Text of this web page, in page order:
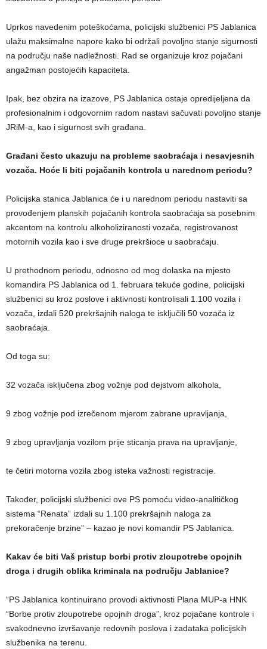
Uprkos navedenim poteškoćama, policijski službenici PS Jablanica
ulažu maksimalne napore kako bi održali povoljno stanje sigurnosti
na području naše nadležnosti. Rad se organizuje kroz pojačani
angažman postojećih kapaciteta.
Ipak, bez obzira na izazove, PS Jablanica ostaje opredijeljena da
profesionalnim i odgovornim radom nastavi sačuvati povoljno stanje
JRiM-a, kao i sigurnost svih građana.
Građani često ukazuju na probleme saobraćaja i nesavjesnih
vozača. Hoće li biti pojačanih kontrola u narednom periodu?
Policijska stanica Jablanica će i u narednom periodu nastaviti sa
provođenjem planskih pojačanih kontrola saobraćaja sa posebnim
akcentom na kontrolu alkoholiziranosti vozača, registrovanost
motornih vozila kao i sve druge prekršioce u saobraćaju.
U prethodnom periodu, odnosno od mog dolaska na mjesto
komandira PS Jablanica od 1. februara tekuće godine, policijski
službenici su kroz poslove i aktivnosti kontrolisali 1.100 vozila i
vozača, izdali 520 prekršajnih naloga te isključili 50 vozača iz
saobraćaja.
Od toga su:
32 vozača isključena zbog vožnje pod dejstvom alkohola,
9 zbog vožnje pod izrečenom mjerom zabrane upravljanja,
9 zbog upravljanja vozilom prije sticanja prava na upravljanje,
te četiri motorna vozila zbog isteka važnosti registracije.
Također, policijski službenici ove PS pomoću video-analitičkog
sistema “Renata” izdali su 1.100 prekršajnih naloga za
prekoračenje brzine” – kazao je novi komandir PS Jablanica.
Kakav će biti Vaš pristup borbi protiv zloupotrebe opojnih
droga i drugih oblika kriminala na području Jablanice?
“PS Jablanica kontinuirano provodi aktivnosti Plana MUP-a HNK
“Borbe protiv zloupotrebe opojnih droga”, kroz pojačane kontrole i
svakodnevno izvršavanje redovnih poslova i zadataka policijskih
službenika na terenu.